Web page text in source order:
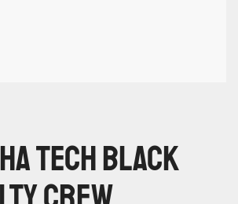
Tech Black